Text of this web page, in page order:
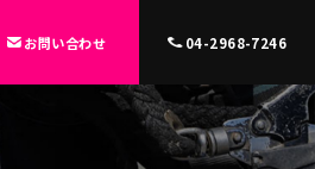
お問い合わせ 04-2968-7246